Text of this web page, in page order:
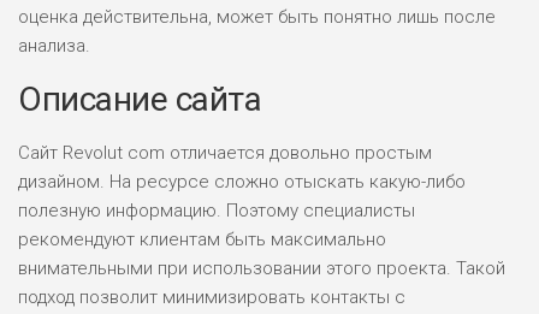
оценка действительна, может быть понятно лишь после
анализа.
Описание сайта
Сайт Revolut com отличается довольно простым
дизайном. На ресурсе сложно отыскать какую-либо
полезную информацию. Поэтому специалисты
рекомендуют клиентам быть максимально
внимательными при использовании этого проекта. Такой
подход позволит минимизировать контакты с